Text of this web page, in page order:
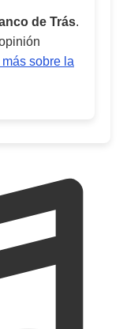
de Trás.
sobre la